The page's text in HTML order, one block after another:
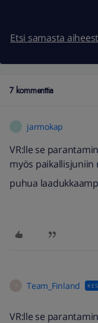
Etsi samasta
7 kommenttia
jarmokap
VR:lle se
myös
puhua
Team_Finland
VR:lle se